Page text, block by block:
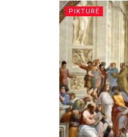
PIKTURË